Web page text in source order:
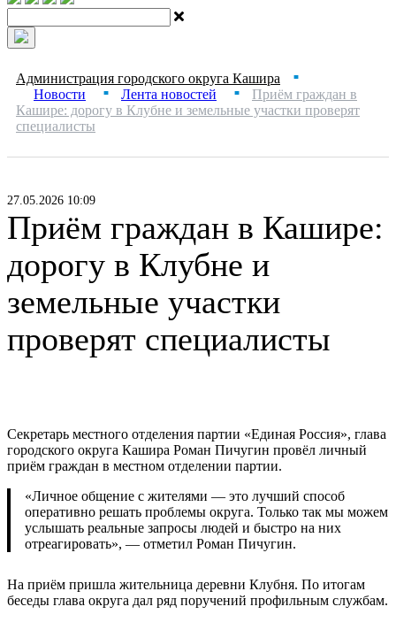
Администрация городского округа Кашира ■
Новости ■ Лента новостей ■
Приём граждан в
Кашире: дорогу в Клубне и земельные участки проверят
специалисты
27.05.2026 10:09
Приём граждан в Кашире:
дорогу в Клубне и
земельные участки
проверят специалисты
Секретарь местного отделения партии «Единая Россия», глава
городского округа Кашира Роман Пичугин провёл личный
приём граждан в местном отделении партии.
«Личное общение с жителями — это лучший способ
оперативно решать проблемы округа. Только так мы можем
услышать реальные запросы людей и быстро на них
отреагировать», — отметил Роман Пичугин.
На приём пришла жительница деревни Клубня. По итогам
беседы глава округа дал ряд поручений профильным службам.